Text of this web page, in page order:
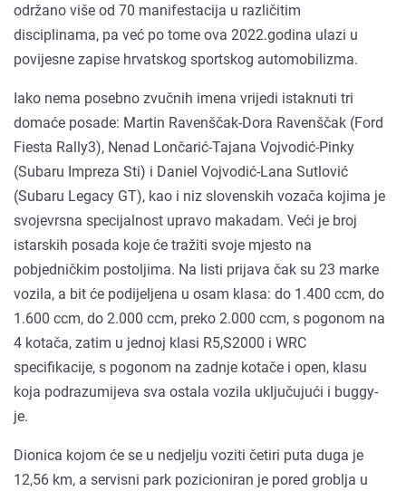
održano više od 70 manifestacija u različitim
disciplinama, pa već po tome ova 2022.godina ulazi u
povijesne zapise hrvatskog sportskog automobilizma.
Iako nema posebno zvučnih imena vrijedi istaknuti tri
domaće posade: Martin Ravenščak-Dora Ravenščak (Ford
Fiesta Rally3), Nenad Lončarić-Tajana Vojvodić-Pinky
(Subaru Impreza Sti) i Daniel Vojvodić-Lana Sutlović
(Subaru Legacy GT), kao i niz slovenskih vozača kojima je
svojevrsna specijalnost upravo makadam. Veći je broj
istarskih posada koje će tražiti svoje mjesto na
pobjedničkim postoljima. Na listi prijava čak su 23 marke
vozila, a bit će podijeljena u osam klasa: do 1.400 ccm, do
1.600 ccm, do 2.000 ccm, preko 2.000 ccm, s pogonom na
4 kotača, zatim u jednoj klasi R5,S2000 i WRC
specifikacije, s pogonom na zadnje kotače i open, klasu
koja podrazumijeva sva ostala vozila uključujući i buggy-
je.
Dionica kojom će se u nedjelju voziti četiri puta duga je
12,56 km, a servisni park pozicioniran je pored groblja u